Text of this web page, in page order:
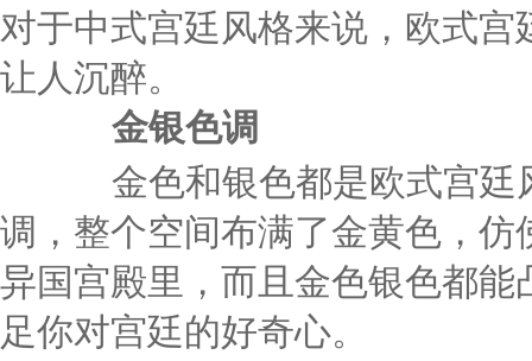
对于中式宫廷风格来说，欧式宫
让人沉醉。
金银色调
金色和银色都是欧式宫廷
调，整个空间布满了金黄色，仿
异国宫殿里，而且金色银色都能
足你对宫廷的好奇心。